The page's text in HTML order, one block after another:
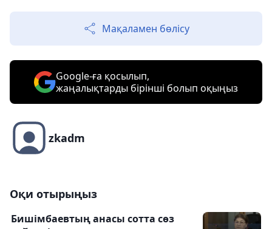
Мақаламен бөлісу
Google-ға қосылып,
жаңалықтарды бірінші болып оқыңыз
zkadm
Оқи отырыңыз
Бишімбаевтың анасы сотта сөз